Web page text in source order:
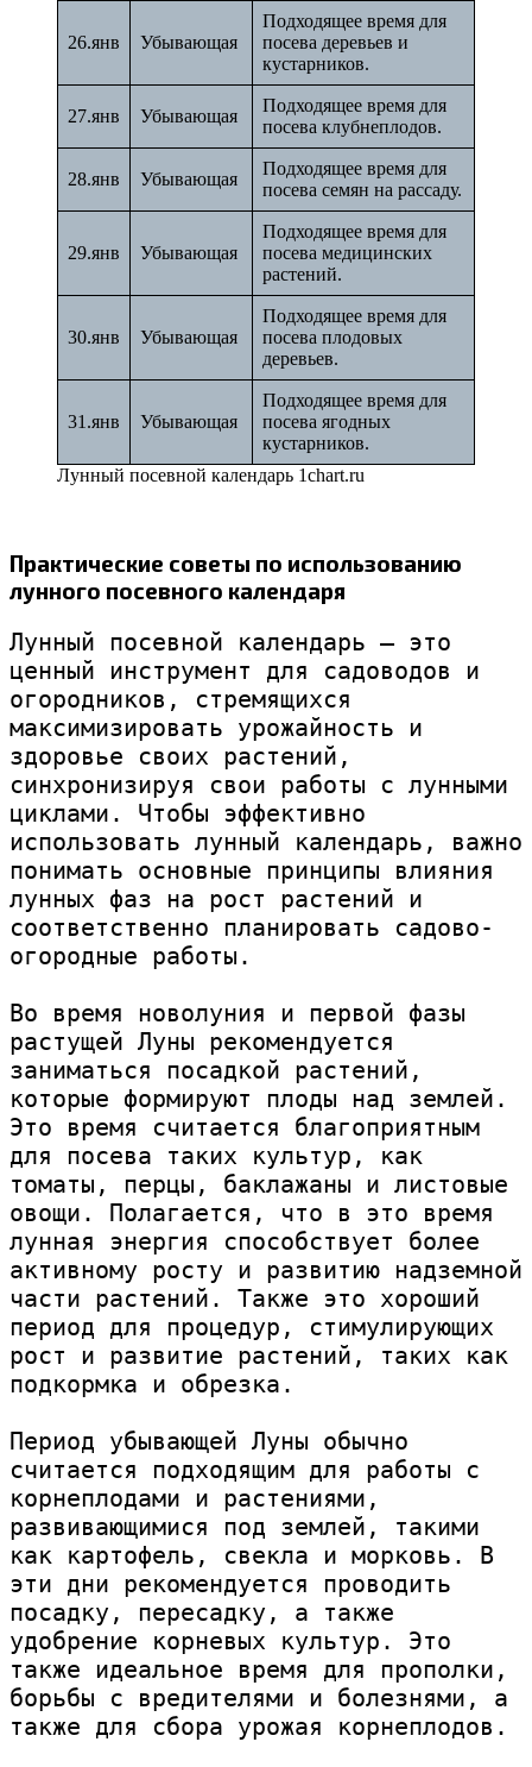
26.янв Убывающая
Подходящее время для
посева деревьев и
кустарников.
27.янв Убывающая
Подходящее время для
посева клубнеплодов.
28.янв Убывающая
Подходящее время для
посева семян на рассаду.
29.янв Убывающая
Подходящее время для
посева медицинских
растений.
30.янв Убывающая
Подходящее время для
посева плодовых
деревьев.
31.янв Убывающая
Подходящее время для
посева ягодных
кустарников.
Лунный посевной календарь 1chart.ru
Практические советы по использованию
лунного посевного календаря
Лунный посевной календарь — это
ценный инструмент для садоводов и
огородников, стремящихся
максимизировать урожайность и
здоровье своих растений,
синхронизируя свои работы с лунными
циклами. Чтобы эффективно
использовать лунный календарь, важно
понимать основные принципы влияния
лунных фаз на рост растений и
соответственно планировать садово-
огородные работы.
Во время новолуния и первой фазы
растущей Луны рекомендуется
заниматься посадкой растений,
которые формируют плоды над землей.
Это время считается благоприятным
для посева таких культур, как
томаты, перцы, баклажаны и листовые
овощи. Полагается, что в это время
лунная энергия способствует более
активному росту и развитию надземной
части растений. Также это хороший
период для процедур, стимулирующих
рост и развитие растений, таких как
подкормка и обрезка.
Период убывающей Луны обычно
считается подходящим для работы с
корнеплодами и растениями,
развивающимися под землей, такими
как картофель, свекла и морковь. В
эти дни рекомендуется проводить
посадку, пересадку, а также
удобрение корневых культур. Это
также идеальное время для прополки,
борьбы с вредителями и болезнями, а
также для сбора урожая корнеплодов.